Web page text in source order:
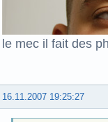
le mec il fait des
16.11.2007 19:25:27